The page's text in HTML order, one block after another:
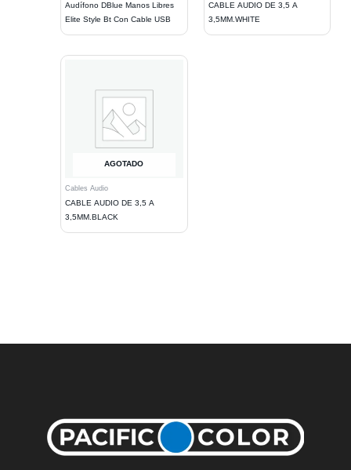
Audífono DBlue Manos Libres
Elite Style Bt Con Cable USB
CABLE AUDIO DE 3,5 A
3,5MM.WHITE
AGOTADO
Cables Audio
CABLE AUDIO DE 3,5 A
3,5MM.BLACK